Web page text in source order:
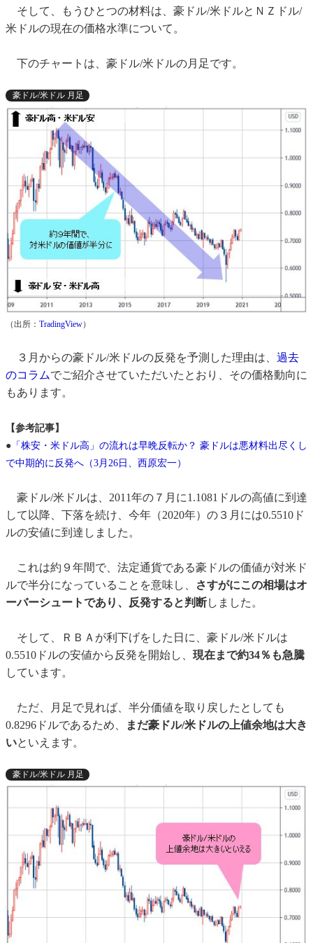
そして、もうひとつの材料は、豪ドル/米ドルとＮＺドル/
米ドルの現在の価格水準について。
下のチャートは、豪ドル/米ドルの月足です。
豪ドル/米ドル 月足
（出所： TradingView）
３月からの豪ドル/米ドルの反発を予測した理由は、 過去
のコラムでご紹介させていただいたとおり、その価格動向に
もあります。
【参考記事】
● 「株安・米ドル高」の流れは早晩反転か？ 豪ドルは悪材料出尽くし
で中期的に反発へ（3月26日、西原宏一）
豪ドル/米ドルは、2011年の７月に1.1081ドルの高値に到達
して以降、下落を続け、今年（2020年）の３月には0.5510ド
ルの安値に到達しました。
これは約９年間で、法定通貨である豪ドルの価値が対米ド
ルで半分になっていることを意味し、
さすがにこの相場はオ
ーバーシュートであり、反発すると判断しました。
そして、ＲＢＡが利下げをした日に、豪ドル/米ドルは
0.5510ドルの安値から反発を開始し、 現在まで約34％も急騰
しています。
ただ、月足で見れば、半分価値を取り戻したとしても
0.8296ドルであるため、
まだ豪ドル/米ドルの上値余地は大き
いといえます。
豪ドル/米ドル 月足